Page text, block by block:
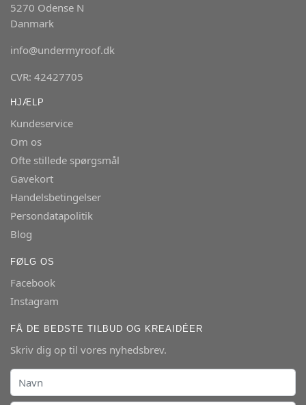
5270 Odense N
Danmark
info@undermyroof.dk
CVR: 42427705
HJÆLP
Kundeservice
Om os
Ofte stillede spørgsmål
Gavekort
Handelsbetingelser
Persondatapolitik
Blog
FØLG OS
Facebook
Instagram
FÅ DE BEDSTE TILBUD OG KREAIDÉER
Skriv dig op til vores nyhedsbrev.